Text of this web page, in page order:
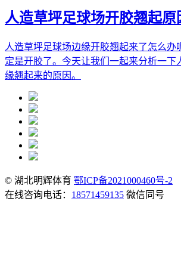
人造草坪足球场开胶翘起
人造草坪足球场边缘开胶翘起来了怎么办
定是开胶了。今天让我们一起来分析一下
缘翘起来的原因。
© 湖北明辉体育 鄂ICP备2021000460号-2
在线咨询电话： 18571459135 微信同号